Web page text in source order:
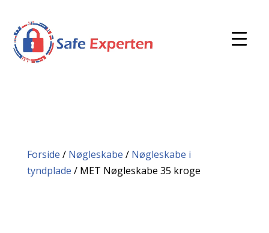
Forside / Nøgleskabe / Nøgleskabe i
tyndplade / MET Nøgleskabe 35 kroge